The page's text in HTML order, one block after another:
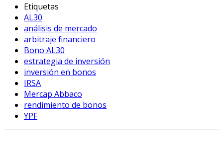
Etiquetas
AL30
análisis de mercado
arbitraje financiero
Bono AL30
estrategia de inversión
inversión en bonos
IRSA
Mercap Abbaco
rendimiento de bonos
YPF